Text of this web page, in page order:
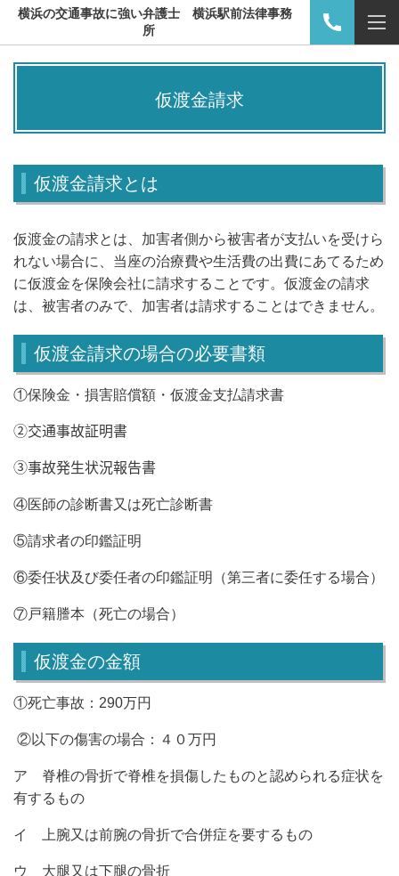
横浜の交通事故に強い弁護士 横浜駅前法律事務
所
仮渡金請求
仮渡金請求とは
仮渡金の請求とは、加害者側から被害者が支払いを受けら
れない場合に、当座の治療費や生活費の出費にあてるため
に仮渡金を保険会社に請求することです。仮渡金の請求
は、被害者のみで、加害者は請求することはできません。
仮渡金請求の場合の必要書類
①保険金・損害賠償額・仮渡金支払請求書
②交通事故証明書
③事故発生状況報告書
④医師の診断書又は死亡診断書
⑤請求者の印鑑証明
⑥委任状及び委任者の印鑑証明（第三者に委任する場合）
⑦戸籍謄本（死亡の場合）
仮渡金の金額
①死亡事故： 290万円
②以下の傷害の場合：４０万円
ア 脊椎の骨折で脊椎を損傷したものと認められる症状を
有するもの
イ 上腕又は前腕の骨折で合併症を要するもの
ウ 大腿又は下腿の骨折